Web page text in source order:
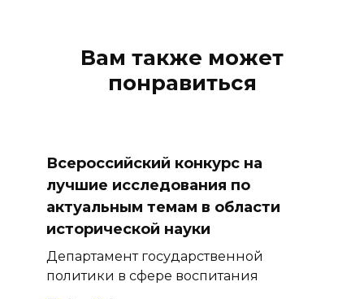
Вам также может
понравиться
Всероссийский конкурс на
лучшие исследования по
актуальным темам в области
исторической науки
Департамент государственной
политики в сфере воспитания